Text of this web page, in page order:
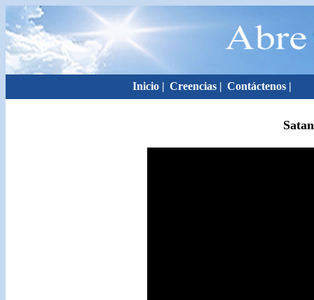
Inicio | Creencias | Contáctenos |